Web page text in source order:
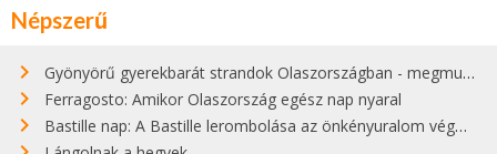
Népszerű
Gyönyörű gyerekbarát strandok Olaszországban - megmutatjuk a 15 legjobbat
Ferragosto: Amikor Olaszország egész nap nyaral
Bastille nap: A Bastille lerombolása az önkényuralom végét jelentette